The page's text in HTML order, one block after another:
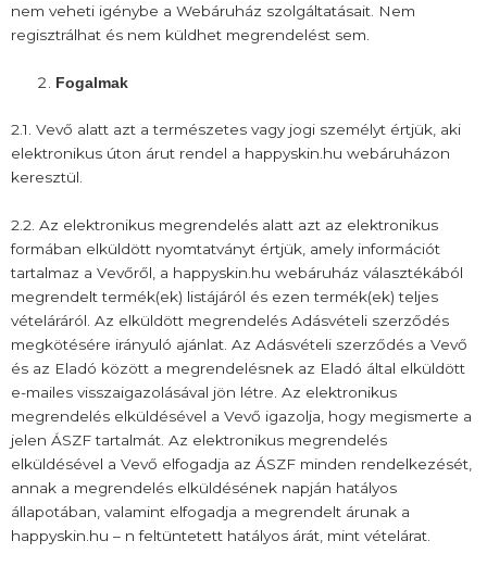
nem veheti igénybe a Webáruház szolgáltatásait. Nem
regisztrálhat és nem küldhet megrendelést sem.
Fogalmak
2.1. Vevő alatt azt a természetes vagy jogi személyt értjük, aki
elektronikus úton árut rendel a happyskin.hu webáruházon
keresztül.
2.2. Az elektronikus megrendelés alatt azt az elektronikus
formában elküldött nyomtatványt értjük, amely információt
tartalmaz a Vevőről, a happyskin.hu webáruház választékából
megrendelt termék(ek) listájáról és ezen termék(ek) teljes
vételáráról. Az elküldött megrendelés Adásvételi szerződés
megkötésére irányuló ajánlat. Az Adásvételi szerződés a Vevő
és az Eladó között a megrendelésnek az Eladó által elküldött
e-mailes visszaigazolásával jön létre. Az elektronikus
megrendelés elküldésével a Vevő igazolja, hogy megismerte a
jelen ÁSZF tartalmát. Az elektronikus megrendelés
elküldésével a Vevő elfogadja az ÁSZF minden rendelkezését,
annak a megrendelés elküldésének napján hatályos
állapotában, valamint elfogadja a megrendelt árunak a
happyskin.hu – n feltüntetett hatályos árát, mint vételárat.